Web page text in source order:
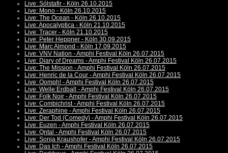
Live: Sólstafir - Köln 26.10.2015
Live: Mono - Köln 26.10.2015
Live: The Ocean - Köln 26.10.2015
Live: Apocalyptica - Köln 21.10.2015
Live: Tracer - Köln 21.10.2015
Live: Peter Heppner - Köln 30.09.2015
Live: Marc Almond - Köln 17.09.2015
Live: VNV Nation - Amphi Festival Köln 26.07.2015
Live: Diary of Dreams - Amphi Festival Köln 26.07.2015
Live: The Mission - Amphi Festival Köln 26.07.2015
Live: Henric de la Cour - Amphi Festival Köln 26.07.2015
Live: Oomph! - Amphi Festival Köln 26.07.2015
Live: Welle:Erdball - Amphi Festival Köln 26.07.2015
Live: Folk Noir - Amphi Festival Köln 26.07.2015
Live: Combichrist - Amphi Festival Köln 26.07.2015
Live: Zeraphine - Amphi Festival Köln 26.07.2015
Live: Der Tod (Comedy) - Amphi Festival Köln 26.07.2015
Live: Euzen - Amphi Festival Köln 26.07.2015
Live: Qntal - Amphi Festival Köln 26.07.2015
Live: Sonja Kraushofer - Amphi Festival Köln 26.07.2015
Live: Das Ich - Amphi Festival Köln 26.07.2015